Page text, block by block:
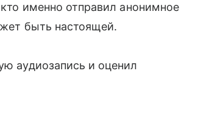
именно отправил анонимное
быть настоящей.
аудиозапись и оценил